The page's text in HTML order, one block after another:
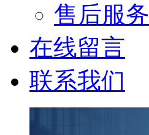
售后服务
在线留言
联系我们